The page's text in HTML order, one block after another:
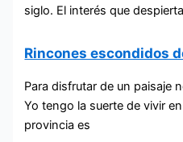
siglo. El interés que
Rincones escondidos
Para disfrutar de un paisaje
Yo tengo la suerte de vivir
provincia es